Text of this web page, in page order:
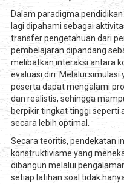
Dalam paradigma
lagi dipahami sebagai
transfer pengetahuan dari
pembelajaran dipandang
melibatkan interaksi antara
evaluasi diri. Melalui simulasi
peserta dapat mengalami
dan realistis, sehingga
berpikir tingkat tinggi seperti
secara lebih optimal.
Secara teoritis, pendekatan
konstruktivisme yang
dibangun melalui
setiap latihan soal tidak